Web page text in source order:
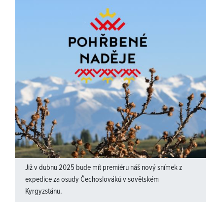
Již v dubnu 2025 bude mít premiéru náš nový snímek z
expedice za osudy Čechoslováků v sovětském
Kyrgyzstánu.